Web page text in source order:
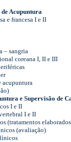
Acupuntura
e francesa I e II
– sangria
coreana I, II e III
acupuntura
e Supervisão de
I e II
I e II
(tratamentos
(avaliação)